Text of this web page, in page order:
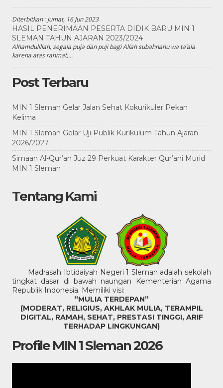
Diterbitkan :Jumat, 16 Jun 2023
HASIL PENERIMAAN PESERTA DIDIK BARU MIN 1
SLEMAN TAHUN AJARAN 2023/2024
Alhamdulillah, segala puja dan puji bagi Allah subahnahu wa ta’ala
karena atas rahmat,...
Post Terbaru
MIN 1 Sleman Gelar Jalan Sehat Kokurikuler Pekan
Kelima
MIN 1 Sleman Gelar Uji Publik Kurikulum Tahun Ajaran
2026/2027
Simaan Al-Qur’an Juz 29 Perkuat Karakter Qur’ani Murid
MIN 1 Sleman
Tentang Kami
Madrasah Ibtidaiyah Negeri 1 Sleman adalah sekolah
tingkat dasar di bawah naungan Kementerian Agama
Republik Indonesia. Memiliki visi:
“MULIA TERDEPAN”
(MODERAT, RELIGIUS, AKHLAK MULIA, TERAMPIL
DIGITAL, RAMAH, SEHAT, PRESTASI TINGGI, ARIF
TERHADAP LINGKUNGAN)
Profile MIN 1 Sleman 2026